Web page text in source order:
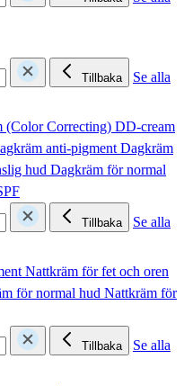
Tillbaka
Se alla
(Color Correcting) DD-cream
anti-pigmentDagkräm
hud Dagkräm för normal
Tillbaka
Se alla
Nattkräm för fet och oren
för normal hud Nattkräm för
Tillbaka
Se alla